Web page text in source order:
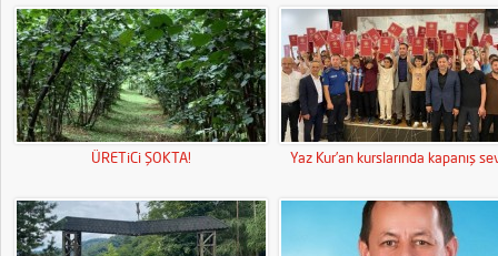
ÜRETiCi ŞOKTA! Yaz Kur’an kurslarında kapanış